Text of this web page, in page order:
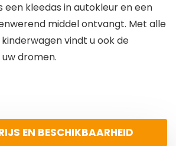
een kleedas in autokleur en een
middel ontvangt. Met alle
vindt u ook de
dromen.
EN BESCHIKBAARHEID